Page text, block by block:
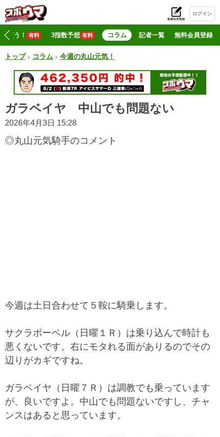
ログイン
買う！ 有料 3指数予想 有料 コラム 記者一覧 無料会員登録
トップ コラム 今週の丸山元気！
ガラベイヤ 中山でも問題ない
2026年4月3日 15:28
◎丸山元気騎手のコメント
今週は土日合わせて５鞍に騎乗します。
サクラボーベル（日曜１Ｒ）は乗り込んで時計も
悪くないです。右にモタれる面がありるのでその
辺りがカギですね。
ガラベイヤ（日曜７Ｒ）は調教でも乗っています
が、良いですよ。中山でも問題ないですし、チャ
ンスはあると思っています。